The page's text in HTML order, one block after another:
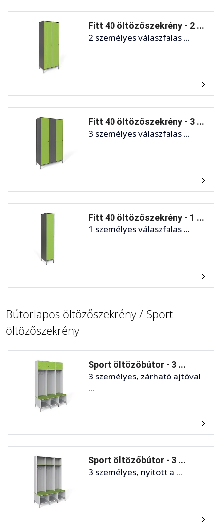
Fitt 40 öltözőszekrény - 2 ...
2 személyes válaszfalas ...
Fitt 40 öltözőszekrény - 3 ...
3 személyes válaszfalas ...
Fitt 40 öltözőszekrény - 1 ...
1 személyes válaszfalas ...
Bútorlapos öltözőszekrény / Sport
öltözőszekrény
Sport öltözőbútor - 3 ...
3 személyes, zárható ajtóval
...
Sport öltözőbútor - 3 ...
3 személyes, nyitott a ...